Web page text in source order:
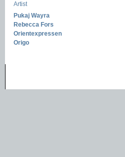
Artist
Pukaj Wayra
Rebecca Fors
Orientexpressen
Origo